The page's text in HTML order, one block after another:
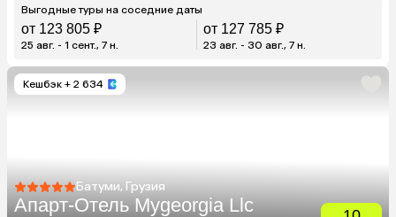
Выгодные туры на соседние даты
от 123 805 ₽
25 авг. - 1 сент., 7 н.
от 127 785 ₽
23 авг. - 30 авг., 7 н.
Кешбэк + 2 634
Батуми, Грузия
Апарт-Отель Mygeorgia Llc